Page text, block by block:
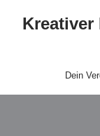
Kreativer
Dein